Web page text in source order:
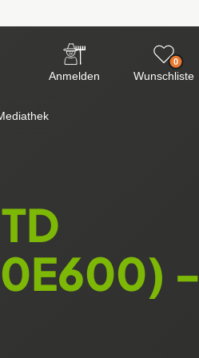
Anmelden
0
Wunschliste
-